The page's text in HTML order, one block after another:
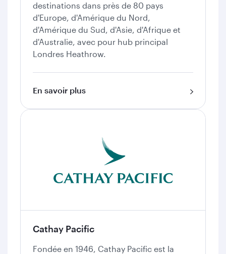
destinations dans près de 80 pays
d'Europe, d'Amérique du Nord,
d'Amérique du Sud, d'Asie, d'Afrique et
d'Australie, avec pour hub principal
Londres Heathrow.
En savoir plus
Cathay Pacific
Fondée en 1946, Cathay Pacific est la